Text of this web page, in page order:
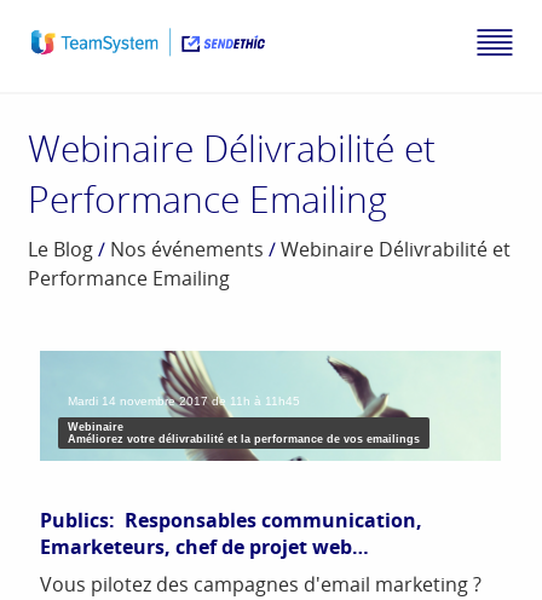
Webinaire Délivrabilité et
Performance Emailing
Le Blog/ Nos événements /Webinaire Délivrabilité et
Performance Emailing
Webinaire
Améliorez votre délivrabilité et la performance de vos emailings
Mardi 14 novembre 2017 de 11h à 11h45
Publics: Responsables communication,
Emarketeurs, chef de projet web…
Vous pilotez des campagnes d'email marketing ?